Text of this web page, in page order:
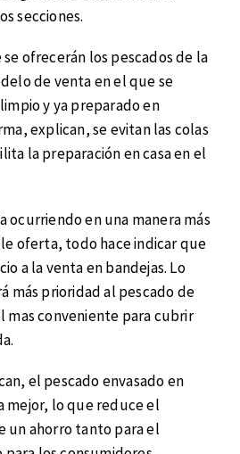
secciones.
ofrecerán los pescados de la
de venta en el que se
y ya preparado en
explican, se evitan las colas
la preparación en casa en el
ocurriendo en una manera más
oferta, todo hace indicar que
a la venta en bandejas. Lo
más prioridad al pescado de
mas conveniente para cubrir
el pescado envasado en
mejor, lo que reduce el
un ahorro tanto para el